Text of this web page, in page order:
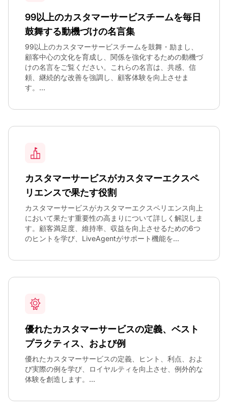
99以上のカスタマーサービスチームを毎日
鼓舞する動機づけの名言集
99以上のカスタマーサービスチームを鼓舞・励まし、
顧客中心の文化を育成し、関係を強化するための動機づ
けの名言をご覧ください。これらの名言は、共感、信
頼、継続的な改善を強調し、顧客体験を向上させま
す。...
カスタマーサービスがカスタマーエクスペ
リエンスで果たす役割
カスタマーサービスがカスタマーエクスペリエンス向上
において果たす重要性の高まりについて詳しく解説しま
す。顧客満足度、維持率、収益を向上させるための6つ
のヒントを学び、LiveAgentがサポート機能を...
優れたカスタマーサービスの定義、ベスト
プラクティス、および例
優れたカスタマーサービスの定義、ヒント、利点、およ
び実際の例を学び、ロイヤルティを向上させ、例外的な
体験を創造します。...